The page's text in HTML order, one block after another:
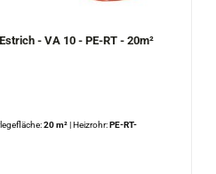
- VA 10 - PE-RT - 20m²
20 m²|Heizrohr:PE-RT-